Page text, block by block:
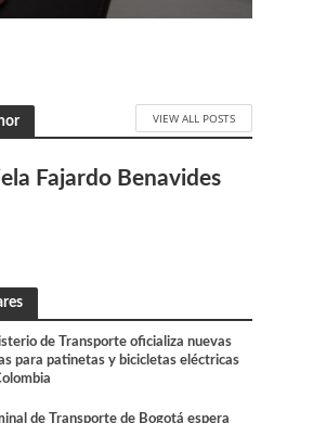
VIEW ALL POSTS
Fajardo Benavides
de Transporte oficializa nuevas
para patinetas y bicicletas eléctricas
de Transporte de Bogotá espera